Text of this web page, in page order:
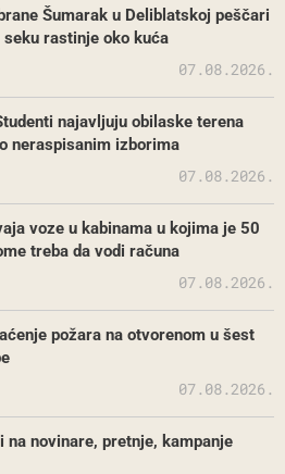
Šumarak u Deliblatskoj peščari
rastinje oko kuća
07.08.2026.
najavljuju obilaske terena
neraspisanim izborima
07.08.2026.
voze u kabinama u kojima je 50
treba da vodi računa
07.08.2026.
požara na otvorenom u šest
07.08.2026.
na novinare, pretnje, kampanje